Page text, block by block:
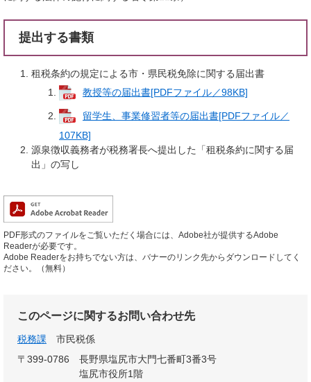
提出する書類
租税条約の規定による市・県民税免除に関する届出書
教授等の届出書[PDFファイル／98KB]
留学生、事業修習者等の届出書[PDFファイル／
107KB]
源泉徴収義務者が税務署長へ提出した「租税条約に関する届
出」の写し
PDF形式のファイルをご覧いただく場合には、Adobe社が提供するAdobe
Readerが必要です。
Adobe Readerをお持ちでない方は、バナーのリンク先からダウンロードしてく
ださい。（無料）
このページに関するお問い合わせ先
税務課
市民税係
〒399-0786
長野県塩尻市大門七番町3番3号
塩尻市役所1階